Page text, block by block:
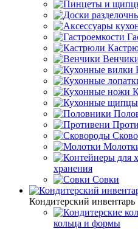
хранения
Совки
Кондитерский инвентарь
кольца и формы